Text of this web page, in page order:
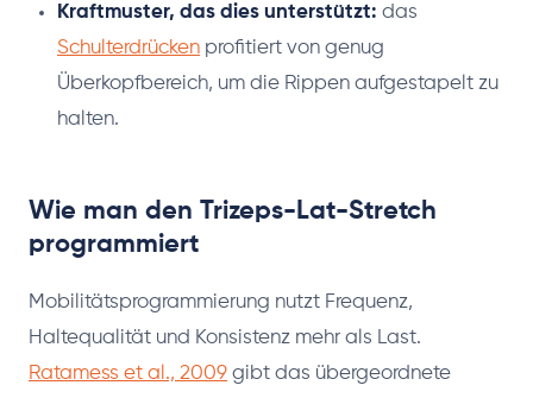
Kraftmuster, das dies unterstützt: das
Schulterdrücken profitiert von genug
Überkopfbereich, um die Rippen aufgestapelt zu
halten.
Wie man den Trizeps-Lat-Stretch
programmiert
Mobilitätsprogrammierung nutzt Frequenz,
Haltequalität und Konsistenz mehr als Last.
Ratamess et al., 2009 gibt das übergeordnete